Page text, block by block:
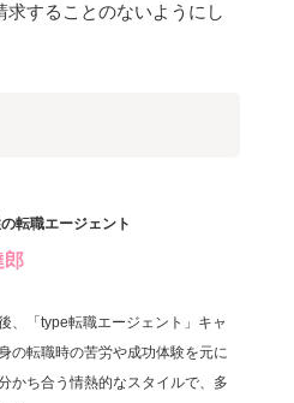
することのないようにし
転職エージェント
郎
、「type転職エージェント」キャ
の転職時の苦労や成功体験を元に
かち合う情熱的なスタイルで、多